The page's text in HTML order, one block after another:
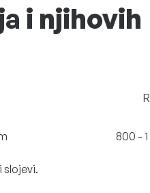
i njihovih
slojevi.
800 -